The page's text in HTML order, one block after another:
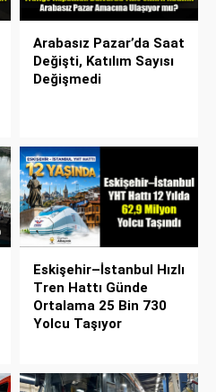
Arabasız Pazar’da Saat
Değişti, Katılım Sayısı
Değişmedi
Eskişehir–İstanbul Hızlı
Tren Hattı Günde
Ortalama 25 Bin 730
Yolcu Taşıyor